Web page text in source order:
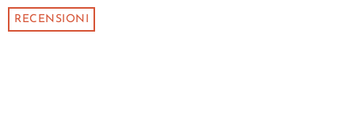
RECENSIONI